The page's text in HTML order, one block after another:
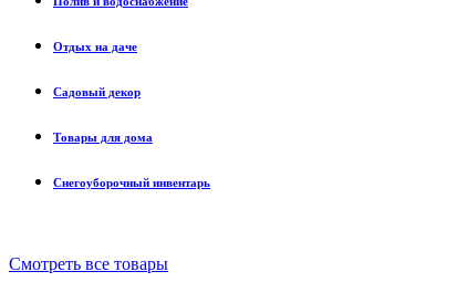
Отдых на даче
Садовый декор
Товары для дома
Снегоуборочный инвентарь
Смотреть все товары